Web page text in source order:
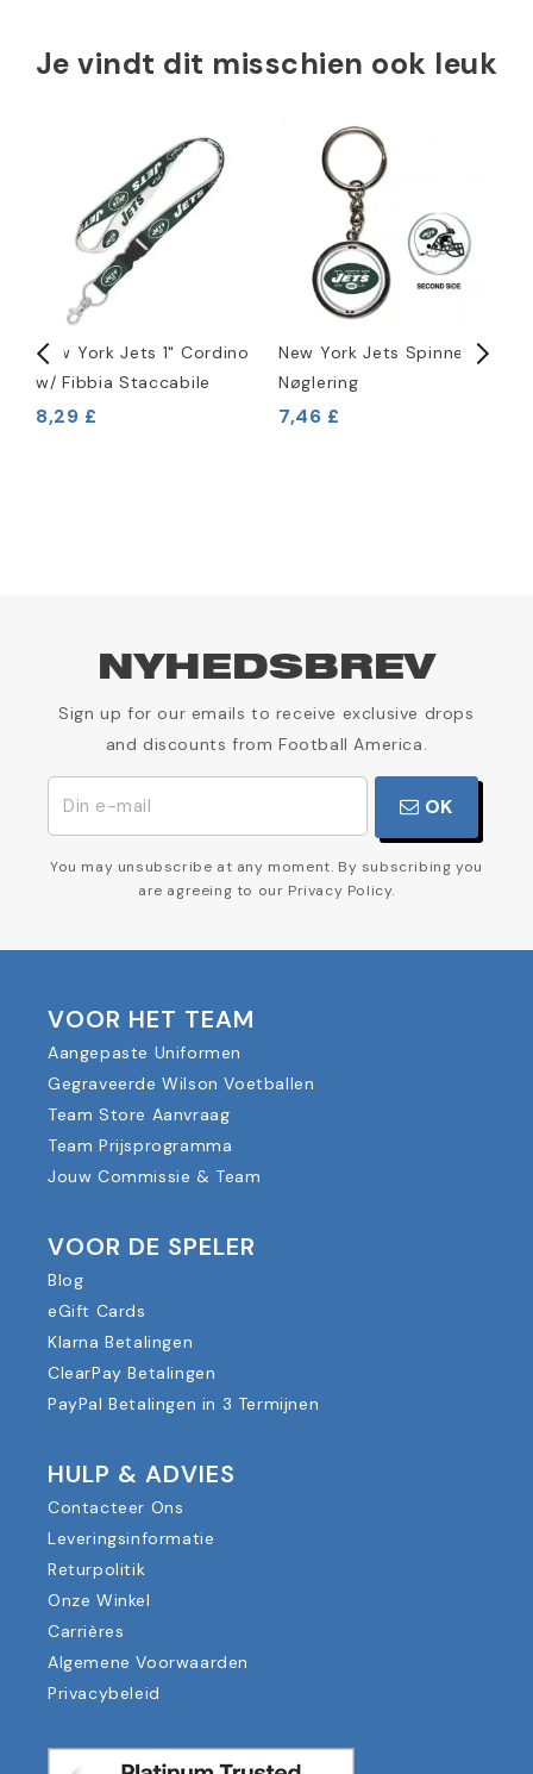
Je vindt dit misschien ook leuk
New York Jets 1" Cordino
w/ Fibbia Staccabile
8,29 £
New York Jets Spinner
Nøglering
7,46 £
NYHEDSBREV
Sign up for our emails to receive exclusive drops
and discounts from Football America.
OK
You may unsubscribe at any moment. By subscribing you
are agreeing to our Privacy Policy.
VOOR HET TEAM
Aangepaste Uniformen
Gegraveerde Wilson Voetballen
Team Store Aanvraag
Team Prijsprogramma
Jouw Commissie & Team
VOOR DE SPELER
Blog
eGift Cards
Klarna Betalingen
ClearPay Betalingen
PayPal Betalingen in 3 Termijnen
HULP & ADVIES
Contacteer Ons
Leveringsinformatie
Returpolitik
Onze Winkel
Carrières
Algemene Voorwaarden
Privacybeleid